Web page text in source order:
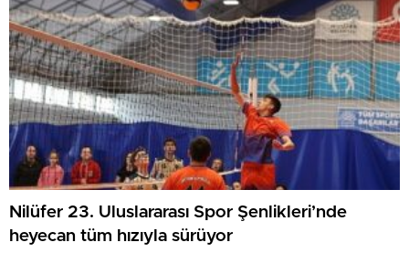
Nilüfer 23. Uluslararası Spor Şenlikleri’nde
heyecan tüm hızıyla sürüyor